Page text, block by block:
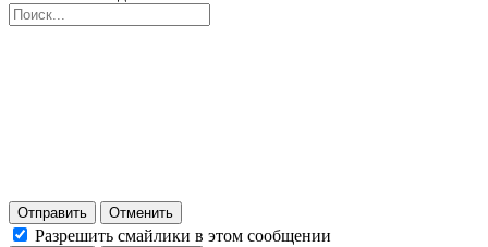
Отправить Отменить
Разрешить смайлики в этом сообщении